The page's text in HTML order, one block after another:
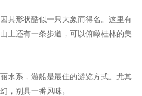
其形状酷似一只大象而得名。这里有
上还有一条步道，可以俯瞰桂林的美
水系，游船是最佳的游览方式。尤其
，别具一番风味。